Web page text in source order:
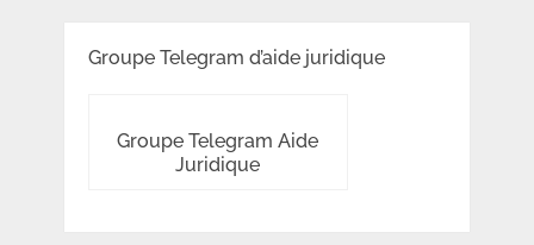
Groupe Telegram d’aide juridique
Groupe Telegram Aide
Juridique